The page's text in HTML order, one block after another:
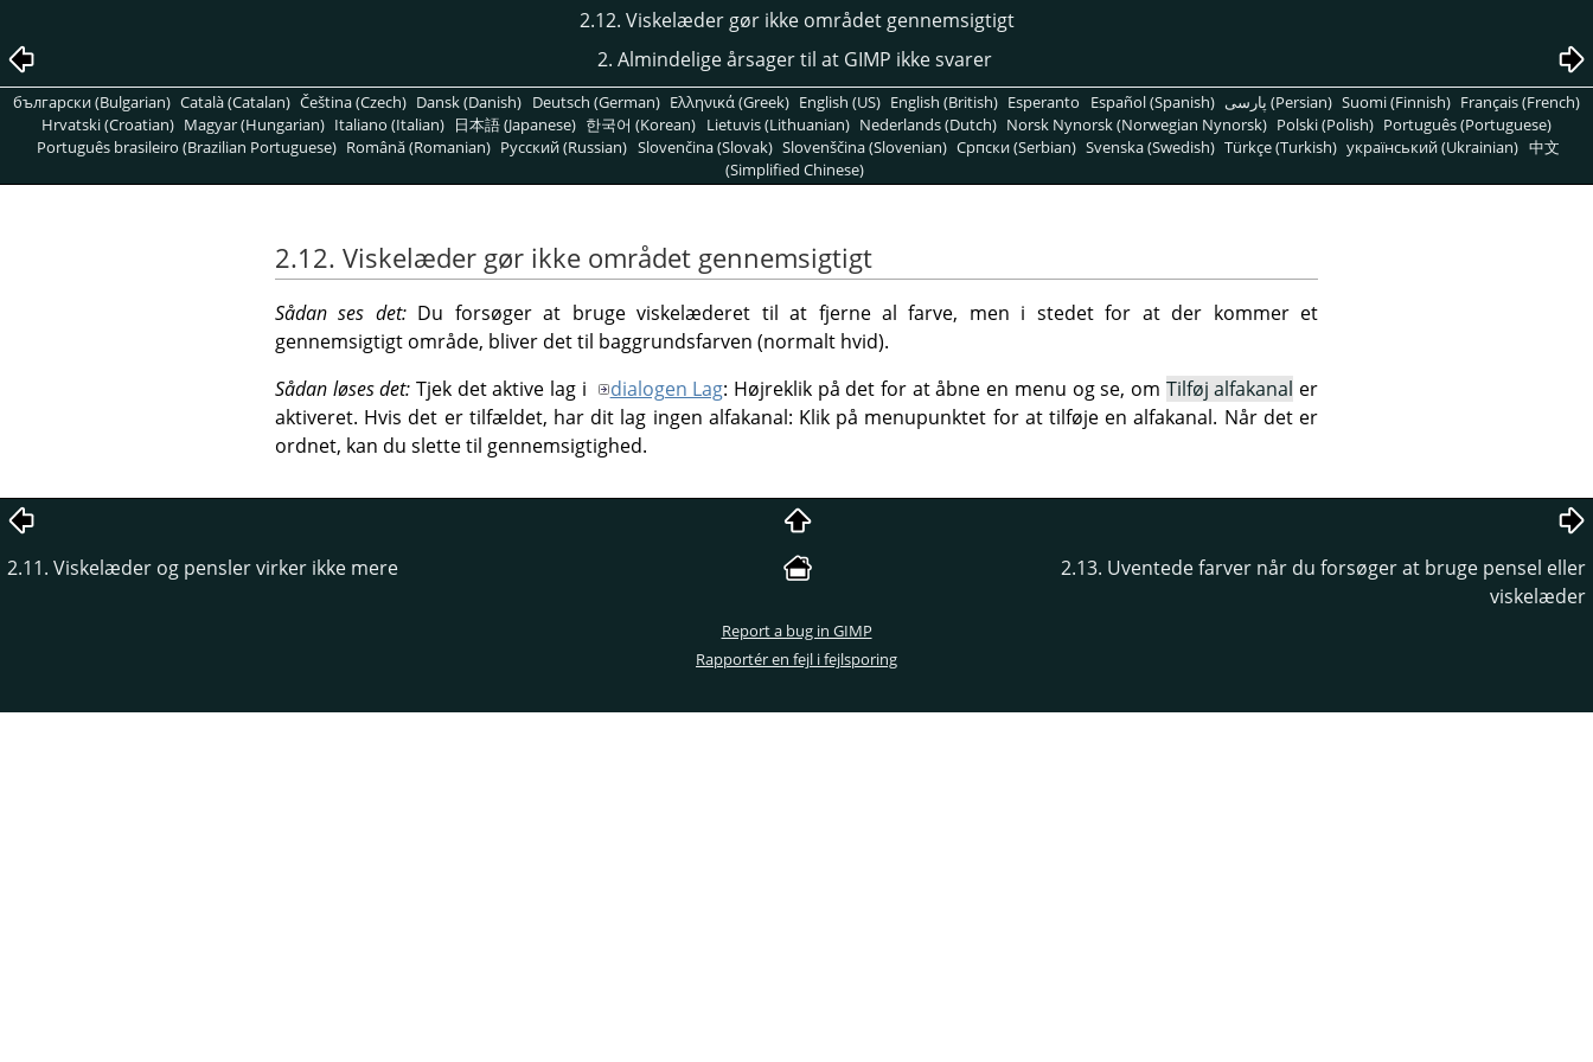
2.12. Viskelæder gør ikke området gennemsigtigt
2. Almindelige årsager til at GIMP ikke svarer
български (Bulgarian) Català (Catalan) Čeština (Czech) Dansk (Danish) Deutsch (German) Ελληνικά (Greek) English (US) English (British) Esperanto Español (Spanish) پارسی (Persian) Suomi (Finnish) Français (French)
Hrvatski (Croatian) Magyar (Hungarian) Italiano (Italian) 日本語 (Japanese) 한국어 (Korean) Lietuvis (Lithuanian) Nederlands (Dutch) Norsk Nynorsk (Norwegian Nynorsk) Polski (Polish) Português (Portuguese)
Português brasileiro (Brazilian Portuguese) Română (Romanian) Pусский (Russian) Slovenčina (Slovak) Slovenščina (Slovenian) Српски (Serbian) Svenska (Swedish) Türkçe (Turkish) український (Ukrainian) 中文
(Simplified Chinese)
2.12. Viskelæder gør ikke området gennemsigtigt
Sådan ses det:Du forsøger at bruge viskelæderet til at fjerne al farve, men i stedet for at der kommer et
gennemsigtigt område, bliver det til baggrundsfarven (normalt hvid).
Sådan løses det: Tjek det aktive lag i dialogen Lag: Højreklik på det for at åbne en menu og se, om Tilføj alfakanal er
aktiveret. Hvis det er tilfældet, har dit lag ingen alfakanal: Klik på menupunktet for at tilføje en alfakanal. Når det er
ordnet, kan du slette til gennemsigtighed.
2.11. Viskelæder og pensler virker ikke mere
2.13. Uventede farver når du forsøger at bruge pensel eller
viskelæder
Report a bug in GIMP
Rapportér en fejl i fejlsporing